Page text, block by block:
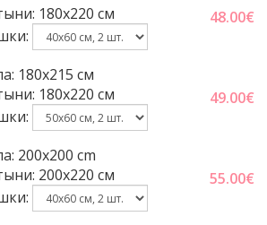
180x220 cм
48.00€
180x215 см
180x220 cм
49.00€
200x200 cm
200x220 cм
55.00€